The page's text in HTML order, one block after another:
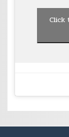
Click